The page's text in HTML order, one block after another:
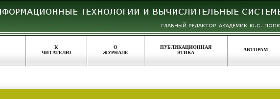
К
ЧИТАТЕЛЮ
О
ЖУРНАЛЕ
ПУБЛИКАЦИОННАЯ
ЭТИКА
АВТОРАМ